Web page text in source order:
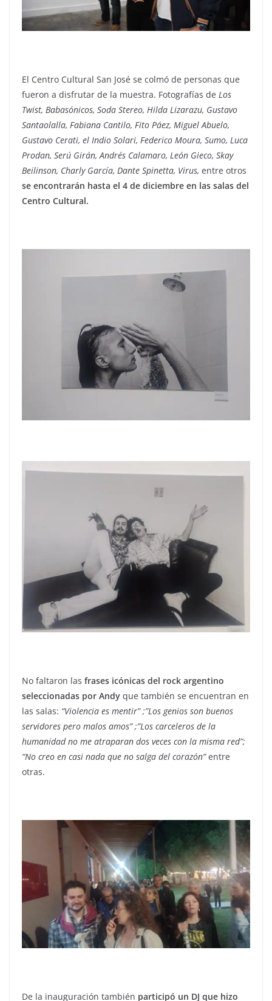
El Centro Cultural San José se colmó de personas que
fueron a disfrutar de la muestra. Fotografías de Los
Twist, Babasónicos, Soda Stereo, Hilda Lizarazu, Gustavo
Santaolalla, Fabiana Cantilo, Fito Páez, Miguel Abuelo,
Gustavo Cerati, el Indio Solari, Federico Moura, Sumo, Luca
Prodan, Serú Girán, Andrés Calamaro, León Gieco, Skay
Beilinson, Charly García, Dante Spinetta, Virus, entre otros
se encontrarán hasta el 4 de diciembre en las salas del
Centro Cultural.
No faltaron las frases icónicas del rock argentino
seleccionadas por Andy que también se encuentran en
las salas: “Violencia es mentir” ;”Los genios son buenos
servidores pero malos amos” ;”Los carceleros de la
humanidad no me atraparan dos veces con la misma red”;
“No creo en casi nada que no salga del corazón”entre
otras.
De la inauguración también participó un DJ que hizo